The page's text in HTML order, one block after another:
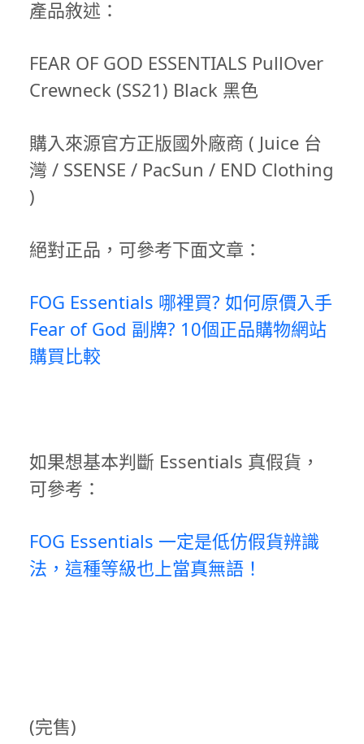
產品敘述：
FEAR OF GOD ESSENTIALS PullOver
Crewneck (SS21) Black 黑色
購入來源官方正版國外廠商 ( Juice 台
灣 / SSENSE / PacSun / END Clothing
)
絕對正品，可參考下面文章：
FOG Essentials 哪裡買? 如何原價入手
Fear of God 副牌? 10個正品購物網站
購買比較
如果想基本判斷 Essentials 真假貨，
可參考：
FOG Essentials 一定是低仿假貨辨識
法，這種等級也上當真無語！
(完售)